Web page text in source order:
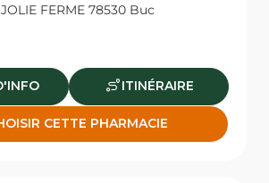
FERME 78530 Buc
ITINÉRAIRE
CETTE PHARMACIE